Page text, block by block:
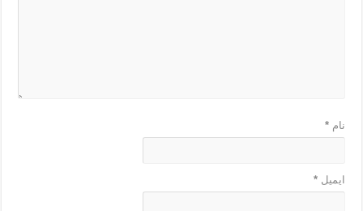
نام*
ایمیل*